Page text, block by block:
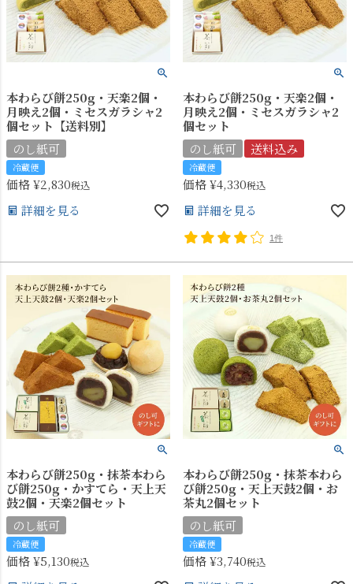
本わらび餅250g・天楽2個・
月映え2個・ミセスガラシャ2
個セット【送料別】
のし紙可
冷蔵便
価格¥2,830税込
詳細を見る
本わらび餅250g・天楽2個・
月映え2個・ミセスガラシャ2
個セット
のし紙可
送料込み
冷蔵便
価格¥4,330税込
詳細を見る
1件
本わらび餅250g・抹茶本わら
び餅250g・かすてら・天上天
鼓2個・天楽2個セット
のし紙可
冷蔵便
価格¥5,130税込
本わらび餅250g・抹茶本わら
び餅250g・天上天鼓2個・お
茶丸2個セット
のし紙可
冷蔵便
価格¥3,740税込